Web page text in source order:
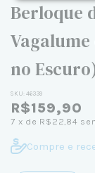
Berloque
no
SKU: 46339
R$159,90
7 x de R$22,84
Compre e